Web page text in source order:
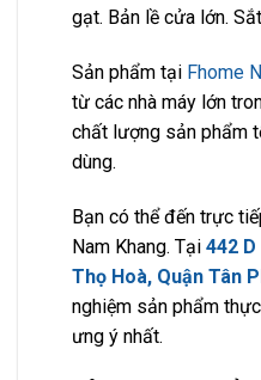
gạt. Bản lề cửa lớn.
Sản phẩm tại Fhome
từ các nhà máy lớn
chất lượng sản phẩm
dùng.
Bạn có thể đến trực
Nam Khang. Tại 442
Thọ Hoà, Quận Tân
nghiệm sản phẩm
ưng ý nhất.